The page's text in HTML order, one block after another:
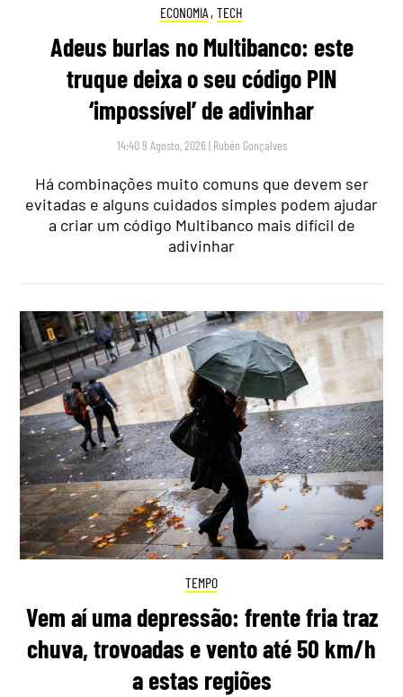
ECONOMIA , TECH
Adeus burlas no Multibanco: este
truque deixa o seu código PIN
‘impossível’ de adivinhar
14:40 9 Agosto, 2026 | Rubén Gonçalves
Há combinações muito comuns que devem ser
evitadas e alguns cuidados simples podem ajudar
a criar um código Multibanco mais difícil de
adivinhar
TEMPO
Vem aí uma depressão: frente fria traz
chuva, trovoadas e vento até 50 km/h
a estas regiões